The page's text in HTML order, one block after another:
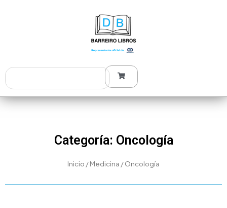
Search
Categoría: Oncología
Inicio /Medicina / Oncología